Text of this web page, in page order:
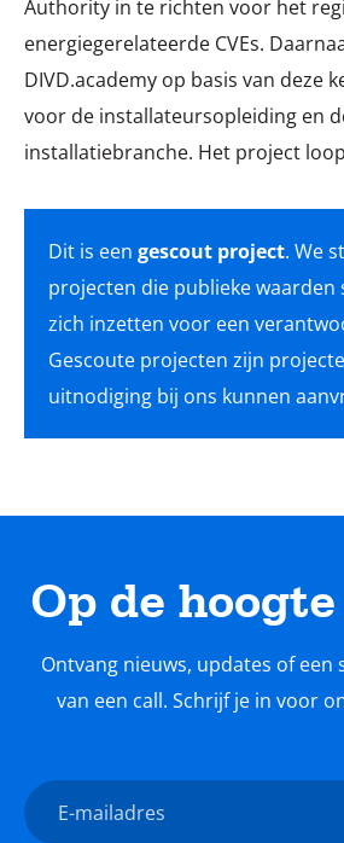
Authority in te richten voor het
energiegerelateerde CVEs.
DIVD.academy op basis van deze
voor de installateursopleiding en
installatiebranche. Het project
Dit is een gescout project. We
projecten die publieke waarden
zich inzetten voor een
Gescoute projecten zijn
uitnodiging bij ons kunnen
Op de
Ontvang nieuws, updates of een
van een call. Schrijf je in voor
E-
mailadres